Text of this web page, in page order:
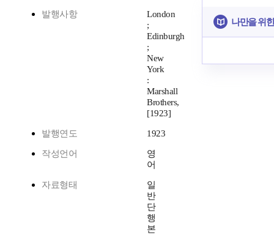
발행사항
London
;
Edinburgh
;
New
York
:
Marshall
Brothers,
[1923]
발행연도 1923
작성언어
영
어
자료형태
일
반
단
행
본
나만을 위